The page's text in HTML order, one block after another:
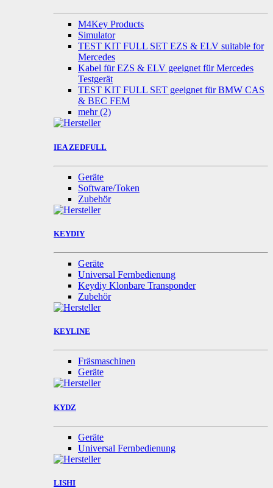
M4Key Products
Simulator
TEST KIT FULL SET EZS & ELV suitable for
Mercedes
Kabel für EZS & ELV geeignet für Mercedes
Testgerät
TEST KIT FULL SET geeignet für BMW CAS
& BEC FEM
mehr(2)
IEA ZEDFULL
Geräte
Software/Token
Zubehör
KEYDIY
Geräte
Universal Fernbedienung
Keydiy Klonbare Transponder
Zubehör
KEYLINE
Fräsmaschinen
Geräte
KYDZ
Geräte
Universal Fernbedienung
LISHI